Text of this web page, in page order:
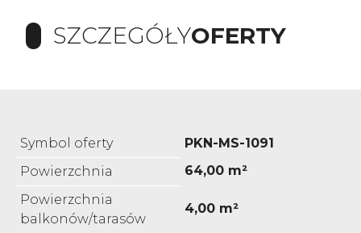
SZCZEGÓŁYOFERTY
Symbol oferty
PKN-MS-1091
Powierzchnia
64,00 m²
Powierzchnia
balkonów/tarasów
4,00 m²